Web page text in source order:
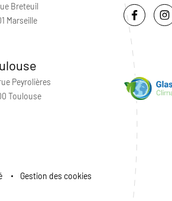
Breteuil
Marseille
Peyrolières
Toulouse
Gestion des cookies